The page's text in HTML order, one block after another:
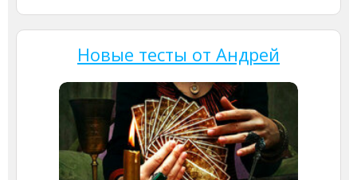
Новые тесты от Андрей